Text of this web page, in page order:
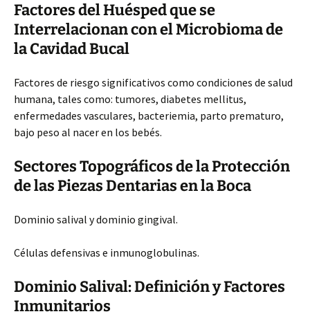
Factores del Huésped que se
Interrelacionan con el Microbioma de
la Cavidad Bucal
Factores de riesgo significativos como condiciones de salud
humana, tales como: tumores, diabetes mellitus,
enfermedades vasculares, bacteriemia, parto prematuro,
bajo peso al nacer en los bebés.
Sectores Topográficos de la Protección
de las Piezas Dentarias en la Boca
Dominio salival y dominio gingival.
Células defensivas e inmunoglobulinas.
Dominio Salival: Definición y Factores
Inmunitarios